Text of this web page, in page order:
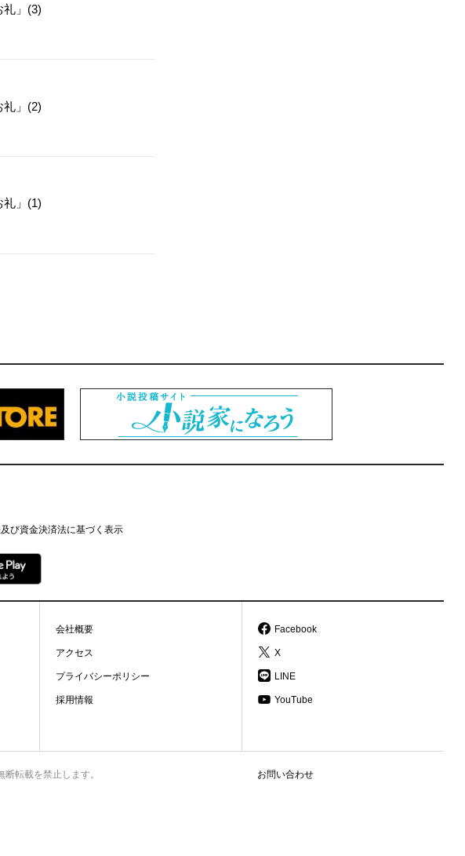
礼」(3)
礼」(2)
礼」(1)
び資金決済法に基づく表示
会社概要
アクセス
プライバシーポリシー
採用情報
Facebook
X
LINE
YouTube
お問い合わせ
転載を禁止します。